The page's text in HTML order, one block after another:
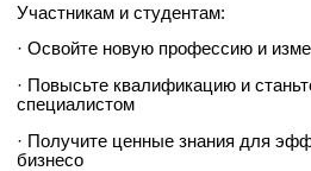
Участникам и студентам:
· Освойте новую профессию и
· Повысьте квалификацию и
специалистом
· Получите ценные знания для
бизнесо